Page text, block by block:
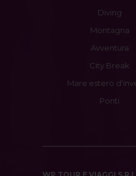
Diving
Montagna
Avventura
City Break
Mare estero
Ponti